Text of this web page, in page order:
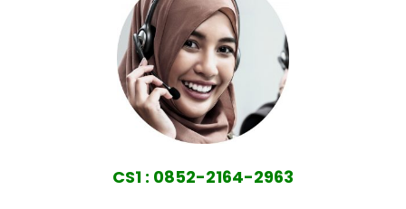
CS1 : 0852-2164-2963